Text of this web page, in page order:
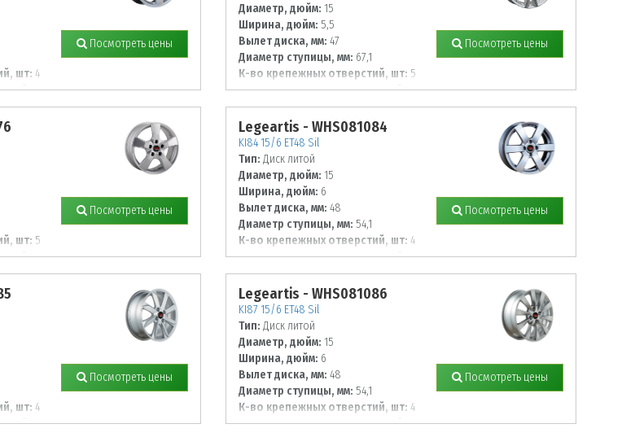
шт: 4
мм:
Посмотреть цены
Диаметр, дюйм: 15
Ширина, дюйм: 5,5
Вылет диска, мм: 47
Диаметр ступицы, мм: 67,1
К-во крепежных отверстий, шт: 5
Диаметр располож. отверстий, мм:
114,3
Посмотреть цены
шт: 5
мм:
Посмотреть цены
Legeartis - WHS081084
KI84 15/6 ET48 Sil
Тип: Диск литой
Диаметр, дюйм: 15
Ширина, дюйм: 6
Вылет диска, мм: 48
Диаметр ступицы, мм: 54,1
К-во крепежных отверстий, шт: 4
Диаметр располож. отверстий, мм:
100
Посмотреть цены
шт: 4
мм:
Посмотреть цены
Legeartis - WHS081086
KI87 15/6 ET48 Sil
Тип: Диск литой
Диаметр, дюйм: 15
Ширина, дюйм: 6
Вылет диска, мм: 48
Диаметр ступицы, мм: 54,1
К-во крепежных отверстий, шт: 4
Диаметр располож. отверстий, мм:
Посмотреть цены